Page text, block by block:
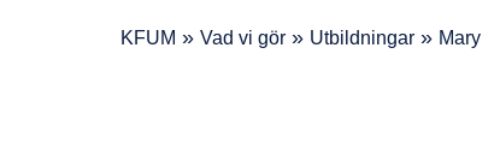
KFUM » Vad vi gör » Utbildningar » Mary